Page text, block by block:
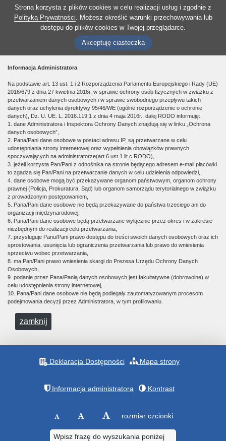
Strona korzysta z plików cookies w celu realizacji usług i zgodnie z
Polityką Prywatności. Możesz określić warunki przechowywania lub
dostępu do plików cookies w Twojej przeglądarce.
Akceptuję ciasteczka
Informacja Administratora
Na podstawie art. 13 ust. 1 i 2 Rozporządzenia Parlamentu Europejskiego i Rady (UE)
2016/679 z dnia 27 kwietnia 2016r. w sprawie ochrony osób fizycznych w związku z
przetwarzaniem danych osobowych i w sprawie swobodnego przepływu takich
danych oraz uchylenia dyrektywy 95/46/WE (ogólne rozporządzenie o ochronie
danych), Dz. U. UE. L. 2016.119.1 z dnia 4 maja 2016r., dalej RODO informuję:
1. dane Administratora i Inspektora Ochrony Danych znajdują się w linku „Ochrona
danych osobowych”,
2. Pana/Pani dane osobowe w postaci adresu IP, są przetwarzane w celu
udostępniania strony internetowej oraz wypełnienia obowiązków prawnych
spoczywających na administratorze(art.6 ust.1 lit.c RODO),
3. jeżeli korzysta Pan/Pani z odnośnika na stronie będącego adresem e-mail placówki
to zgadza się Pan/Pani na przetwarzanie danych w celu udzielenia odpowiedzi,
4. dane osobowe mogą być przekazywane organom państwowym, organom ochrony
prawnej (Policja, Prokuratura, Sąd) lub organom samorządu terytorialnego w związku
z prowadzonym postępowaniem,
5. Pana/Pani dane osobowe nie będą przekazywane do państwa trzeciego ani do
organizacji międzynarodowej,
6. Pana/Pani dane osobowe będą przetwarzane wyłącznie przez okres i w zakresie
niezbędnym do realizacji celu przetwarzania,
7. przysługuje Panu/Pani prawo dostępu do treści swoich danych osobowych oraz ich
sprostowania, usunięcia lub ograniczenia przetwarzania lub prawo do wniesienia
sprzeciwu wobec przetwarzania,
8. ma Pan/Pani prawo wniesienia skargi do Prezesa Urzędu Ochrony Danych
Osobowych,
9. podanie przez Pana/Panią danych osobowych jest fakultatywne (dobrowolne) w
celu udostępnienia strony internetowej,
10. Pana/Pani dane osobowe nie będą podlegały zautomatyzowanym procesom
podejmowania decyzji przez Administratora, w tym profilowaniu.
zamknij
Deklaracja Dostępności Mapa strony
Informacja administratora Kontrast
rozmiar czcionki
Wpisz frazę do wyszukania poniżej